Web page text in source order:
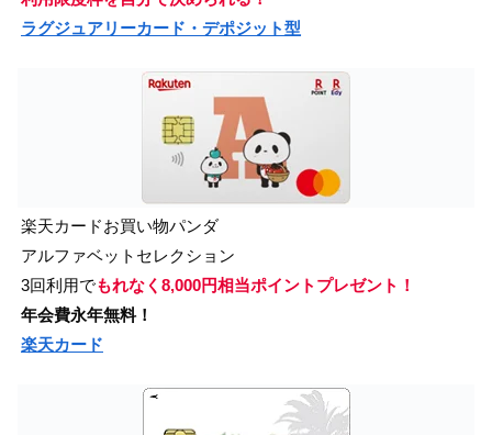
ラグジュアリーカード・デポジット型
楽天カードお買い物パンダ
アルファベットセレクション
3回利用でもれなく8,000円相当ポイントプレゼント！
年会費永年無料！
楽天カード